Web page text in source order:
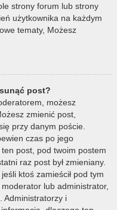
strony forum lub strony
użytkownika na każdym
tematy, Możesz
post?
możesz
zmienić post,
przy danym poście.
czas po jego
post, pod twoim postem
raz post był zmieniany.
ktoś zamieścił pod tym
lub administrator,
Administratorzy i